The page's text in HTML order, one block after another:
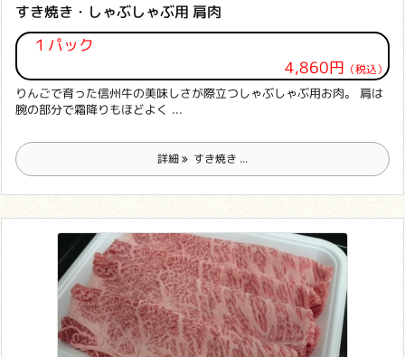
すき焼き・しゃぶしゃぶ用 肩肉
１パック
4,860円 （税込）
りんごで育った信州牛の美味しさが際立つしゃぶしゃぶ用お肉。 肩は
腕の部分で霜降りもほどよく ...
詳細 すき焼き ...